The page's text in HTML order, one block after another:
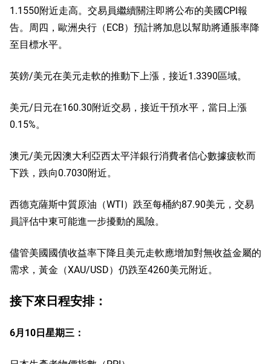
1.1550附近走高。交易員繼續關注即將公布的美國CPI報
告。周四，歐洲央行（ECB）預計將加息以幫助將通脹率降
至目標水平。
英鎊/美元在美元走軟的推動下上漲，接近1.3390區域。
美元/日元在160.30附近交易，接近干預水平，當日上漲
0.15%。
澳元/美元因澳大利亞西太平洋銀行消費者信心數據疲軟而
下跌，跌向0.7030附近。
西德克薩斯中質原油（WTI）跌至每桶約87.90美元，交易
員評估中東可能進一步擾動的風險。
儘管美國國債收益率下降且美元走軟應增加對無收益金屬的
需求，黃金（XAU/USD）仍跌至4260美元附近。
接下來日程安排：
6月10日星期三：